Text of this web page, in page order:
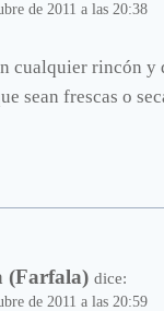
de 2011 a las 20:38
cualquier rincón y
sean frescas o
(Farfala) dice:
de 2011 a las 20:59